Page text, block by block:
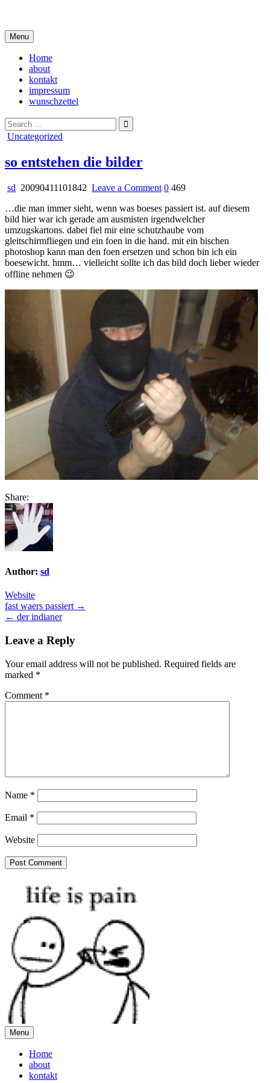
content
Menu
Home
about
kontakt
impressum
wunschzettel
Search
for:
Posted
Uncategorized
so entstehen die bilder
sd 20090411101842 Leave a Commenton
entstehen
die
bilder
0 469
…die man immer sieht, wenn was boeses passiert ist. auf diesem
bild hier war ich gerade am ausmisten irgendwelcher
umzugskartons. dabei fiel mir eine schutzhaube vom
gleitschirmfliegen und ein foen in die hand. mit ein bischen
photoshop kann man den foen ersetzen und schon bin ich ein
boesewicht. hmm… vielleicht sollte ich das bild doch lieber wieder
offline nehmen 😉
Share:
Author: sd
Website
Post
navigation
fast waers passiert →
← der indianer
Leave a Reply
Your email address will not be published. Required fields are
marked *
Comment *
Name *
Email *
Website
Menu
Home
about
kontakt